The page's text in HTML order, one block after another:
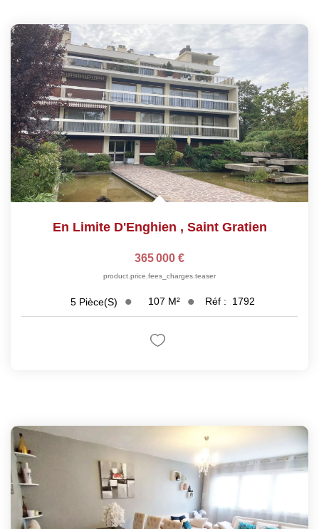
En Limite D'Enghien , Saint Gratien
365 000 €
product.price.fees_charges.teaser
5 Pièce(s) 107 M² Réf : 1792